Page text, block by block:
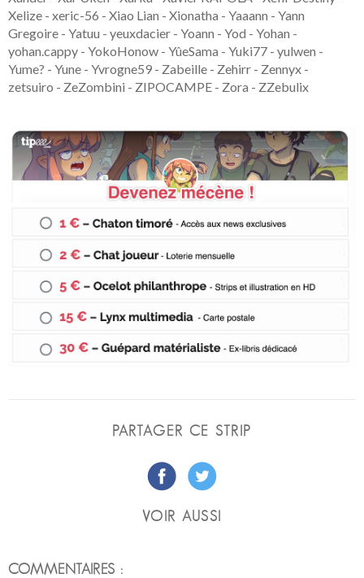
PARTAGER CE STRIP
VOIR AUSSI
COMMENTAIRES :